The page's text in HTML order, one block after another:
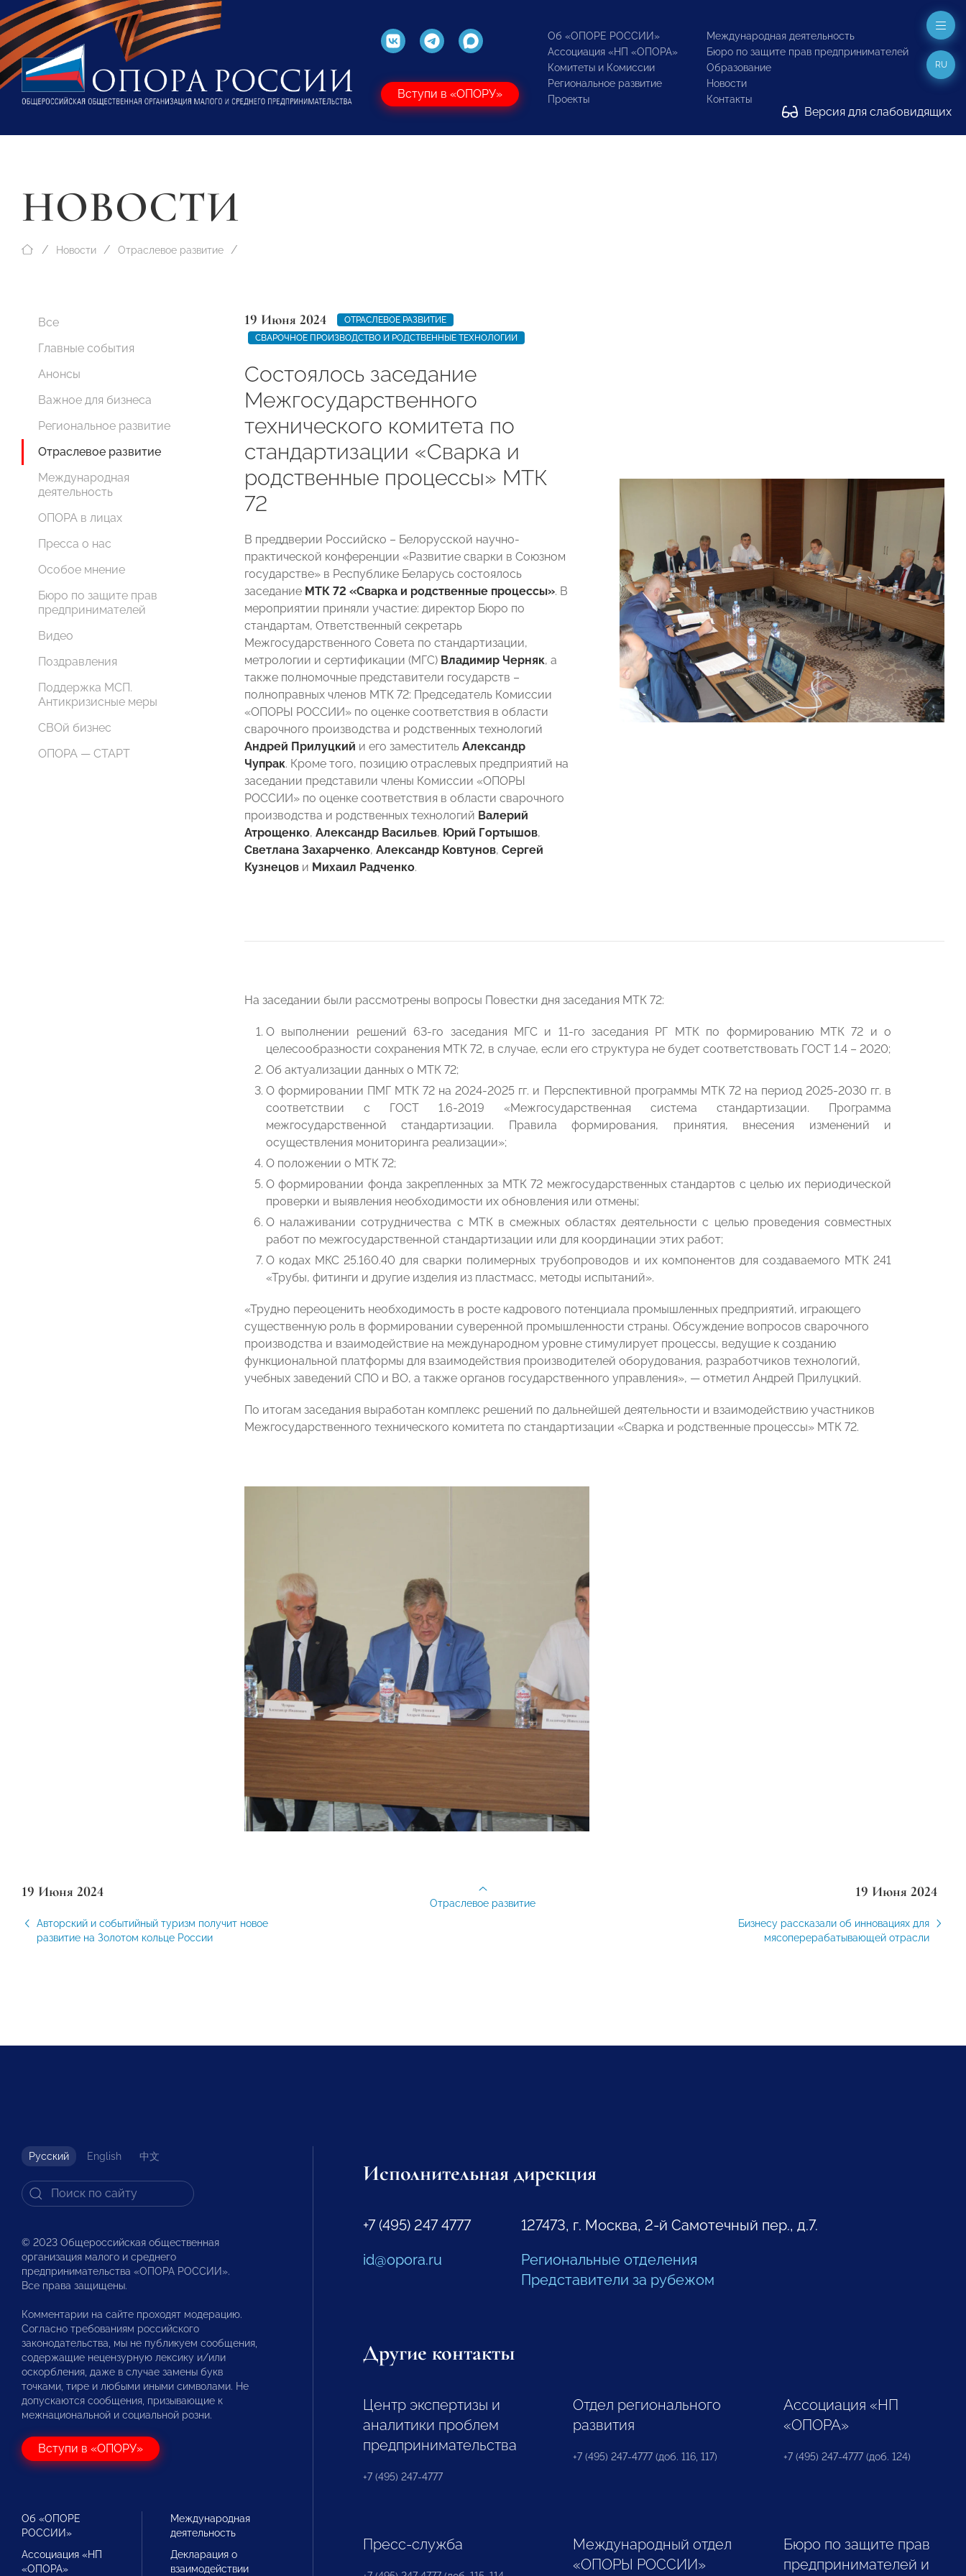
Вступи в «ОПОРУ»
Об «ОПОРЕ РОССИИ»
Ассоциация «НП «ОПОРА»
Комитеты и Комиссии
Региональное развитие
Проекты
Международная деятельность
Бюро по защите прав предпринимателей
Образование
Новости
Контакты
Версия для слабовидящих
RU
НОВОСТИ
Новости Отраслевое развитие
Все
Главные события
Анонсы
Важное для бизнеса
Региональное развитие
Отраслевое развитие
Международная
деятельность
ОПОРА в лицах
Пресса о нас
Особое мнение
Бюро по защите прав
предпринимателей
Видео
Поздравления
Поддержка МСП.
Антикризисные меры
СВОй бизнес
ОПОРА — СТАРТ
19 Июня 2024
ОТРАСЛЕВОЕ РАЗВИТИЕ
СВАРОЧНОЕ ПРОИЗВОДСТВО И РОДСТВЕННЫЕ ТЕХНОЛОГИИ
Состоялось заседание
Межгосударственного
технического комитета по
стандартизации «Сварка и
родственные процессы» МТК
72
В преддверии Российско – Белорусской научно-
практической конференции «Развитие сварки в Союзном
государстве» в Республике Беларусь состоялось
заседание МТК 72 «Сварка и родственные процессы». В
мероприятии приняли участие: директор Бюро по
стандартам, Ответственный секретарь
Межгосударственного Совета по стандартизации,
метрологии и сертификации (МГС) Владимир Черняк, а
также полномочные представители государств –
полноправных членов МТК 72: Председатель Комиссии
«ОПОРЫ РОССИИ» по оценке соответствия в области
сварочного производства и родственных технологий
Андрей Прилуцкий и его заместитель Александр
Чупрак. Кроме того, позицию отраслевых предприятий на
заседании представили члены Комиссии «ОПОРЫ
РОССИИ» по оценке соответствия в области сварочного
производства и родственных технологий Валерий
Атрощенко, Александр Васильев, Юрий Гортышов,
Светлана Захарченко, Александр Ковтунов, Сергей
Кузнецов и Михаил Радченко.
На заседании были рассмотрены вопросы Повестки дня заседания МТК 72:
О выполнении решений 63-го заседания МГС и 11-го заседания РГ МТК по формированию МТК 72 и о
целесообразности сохранения МТК 72, в случае, если его структура не будет соответствовать ГОСТ 1.4 – 2020;
Об актуализации данных о МТК 72;
О формировании ПМГ МТК 72 на 2024-2025 гг. и Перспективной программы МТК 72 на период 2025-2030 гг. в
соответствии с ГОСТ 1.6-2019 «Межгосударственная система стандартизации. Программа
межгосударственной стандартизации. Правила формирования, принятия, внесения изменений и
осуществления мониторинга реализации»;
О положении о МТК 72;
О формировании фонда закрепленных за МТК 72 межгосударственных стандартов с целью их периодической
проверки и выявления необходимости их обновления или отмены;
О налаживании сотрудничества с МТК в смежных областях деятельности с целью проведения совместных
работ по межгосударственной стандартизации или для координации этих работ;
О кодах МКС 25.160.40 для сварки полимерных трубопроводов и их компонентов для создаваемого МТК 241
«Трубы, фитинги и другие изделия из пластмасс, методы испытаний».
«Трудно переоценить необходимость в росте кадрового потенциала промышленных предприятий, играющего
существенную роль в формировании суверенной промышленности страны. Обсуждение вопросов сварочного
производства и взаимодействие на международном уровне стимулирует процессы, ведущие к созданию
функциональной платформы для взаимодействия производителей оборудования, разработчиков технологий,
учебных заведений СПО и ВО, а также органов государственного управления», — отметил Андрей Прилуцкий.
По итогам заседания выработан комплекс решений по дальнейшей деятельности и взаимодействию участников
Межгосударственного технического комитета по стандартизации «Сварка и родственные процессы» МТК 72.
19 Июня 2024
Авторский и событийный туризм получит новое
развитие на Золотом кольце России
19 Июня 2024
Бизнесу рассказали об инновациях для
мясоперерабатывающей отрасли
Отраслевое развитие
Русский English 中文
© 2023 Общероссийская общественная
организация малого и среднего
предпринимательства «ОПОРА РОССИИ».
Все права защищены.
Комментарии на сайте проходят модерацию.
Согласно требованиям российского
законодательства, мы не публикуем сообщения,
содержащие нецензурную лексику и/или
оскорбления, даже в случае замены букв
точками, тире и любыми иными символами. Не
допускаются сообщения, призывающие к
межнациональной и социальной розни.
Вступи в «ОПОРУ»
Об «ОПОРЕ
РОССИИ»
Ассоциация «НП
«ОПОРА»
Международная
деятельность
Декларация о
взаимодействии
Исполнительная дирекция
+7 (495) 247 4777
id@opora.ru
127473, г. Москва, 2-й Самотечный пер., д.7.
Региональные отделения
Представители за рубежом
Другие контакты
Центр экспертизы и
аналитики проблем
предпринимательства
+7 (495) 247-4777
Отдел регионального
развития
+7 (495) 247-4777 (доб. 116, 117)
Ассоциация «НП
«ОПОРА»
+7 (495) 247-4777 (доб. 124)
Пресс-служба
Международный отдел
«ОПОРЫ РОССИИ»
Бюро по защите прав
предпринимателей и